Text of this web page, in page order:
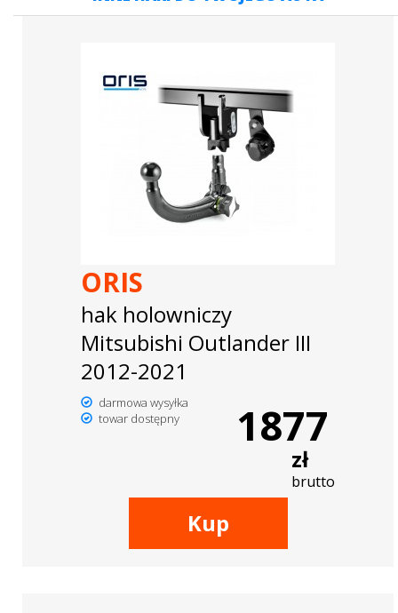
ORIS
hak holowniczy
Mitsubishi Outlander III
2012-2021
darmowa wysyłka
towar dostępny
1877
zł
brutto
Kup